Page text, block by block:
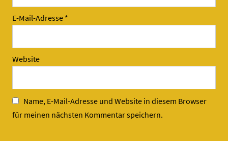
E-Mail-Adresse *
Website
Name, E-Mail-Adresse und Website in diesem Browser
für meinen nächsten Kommentar speichern.